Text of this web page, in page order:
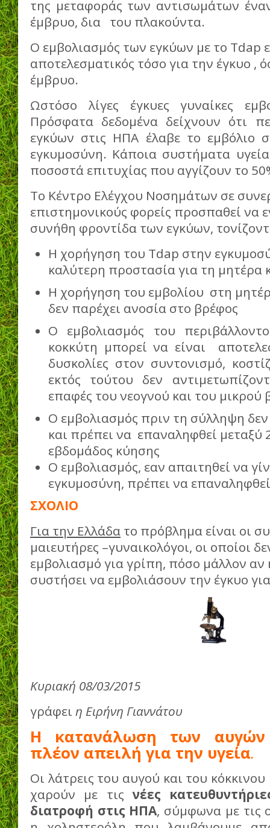
της μεταφοράς των αντισωμάτων
έμβρυο, δια του πλακούντα.
Ο εμβολιασμός των εγκύων με το Tdap
αποτελεσματικός τόσο για την έγκυο ,
έμβρυο.
Ωστόσο λίγες έγκυες γυναίκες
Πρόσφατα δεδομένα δείχνουν ότι
εγκύων στις ΗΠΑ έλαβε το εμβόλιο
εγκυμοσύνη. Κάποια συστήματα
ποσοστά επιτυχίας που αγγίζουν το
Το Κέντρο Ελέγχου Νοσημάτων σε
επιστημονικούς φορείς προσπαθεί να
συνήθη φροντίδα των εγκύων,
Η χορήγηση του Tdap στην
καλύτερη προστασία για τη μητέρα
Η χορήγηση του εμβολίου στη
δεν παρέχει ανοσία στο βρέφος
Ο εμβολιασμός του
κοκκύτη μπορεί να είναι
δυσκολίες στον συντονισμό,
εκτός τούτου δεν
επαφές του νεογνού και του μικρού
Ο εμβολιασμός πριν τη σύλληψη
και πρέπει να επαναληφθεί μεταξύ
εβδομάδος κύησης
Ο εμβολιασμός, εαν απαιτηθεί να
εγκυμοσύνη, πρέπει να
ΣΧΟΛΙΟ
Για την Ελλάδα το πρόβλημα είναι οι
μαιευτήρες –γυναικολόγοι, οι οποίοι
εμβολιασμό για γρίπη, πόσο μάλλον αν
συστήσει να εμβολιάσουν την έγκυο
Κυριακή 08/03/2015
γράφει η Ειρήνη Γιαννάτου
Η κατανάλωση των αυγών
πλέον απειλή για την υγεία.
Oι λάτρεις του αυγού και του
χαρούν με τιςνέες
διατροφή στις ΗΠΑ, σύμφωνα με τις